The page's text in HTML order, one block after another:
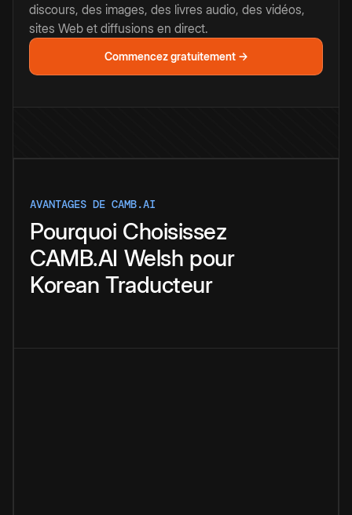
discours, des images, des livres audio, des vidéos,
sites Web et diffusions en direct.
Commencez gratuitement →
AVANTAGES DE CAMB.AI
Pourquoi Choisissez
CAMB.AI Welsh pour
Korean Traducteur